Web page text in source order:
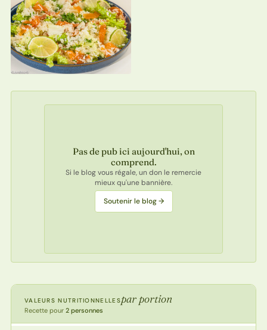
Pas de pub ici aujourd'hui, on
comprend.
Si le blog vous régale, un don le remercie
mieux qu'une bannière.
Soutenir le blog →
VALEURS NUTRITIONNELLESpar portion
Recette pour 2 personnes